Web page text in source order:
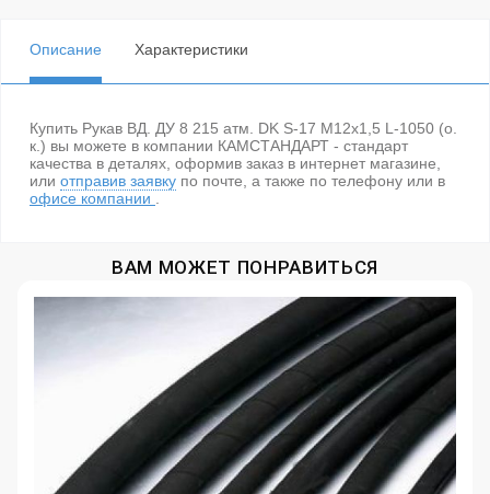
Описание Характеристики
Купить Рукав ВД. ДУ 8 215 атм. DK S-17 М12х1,5 L-1050 (о.
к.) вы можете в компании КАМСТАНДАРТ - стандарт
качества в деталях, оформив заказ в интернет магазине,
или отправив заявку по почте, а также по телефону или в
офисе компании
ВАМ МОЖЕТ ПОНРАВИТЬСЯ